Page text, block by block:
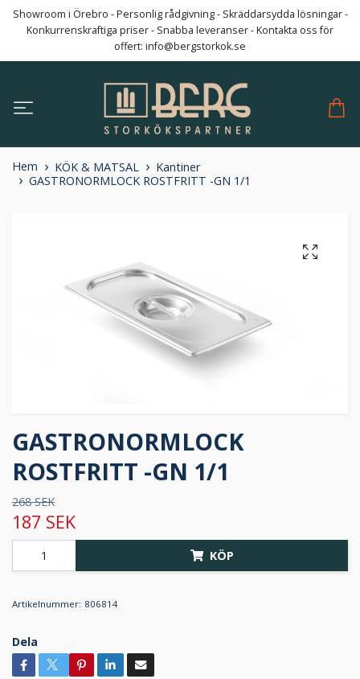
Showroom i Örebro - Personlig rådgivning - Skräddarsydda lösningar -
Konkurrenskraftiga priser - Snabba leveranser - Kontakta oss för
offert: info@bergstorkok.se
Hem KÖK & MATSAL
Kantiner
GASTRONORMLOCK ROSTFRITT -GN 1/1
GASTRONORMLOCK
ROSTFRITT -GN 1/1
268 SEK
187 SEK
KÖP
Artikelnummer: 806814
Dela